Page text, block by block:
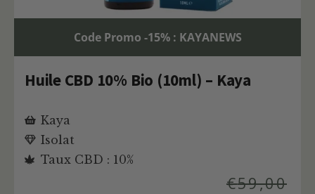
Code Promo -15% : KAYANEWS
Huile CBD 10% Bio (10ml) – Kaya
Kaya
Isolat
Taux CBD : 10%
€59,00